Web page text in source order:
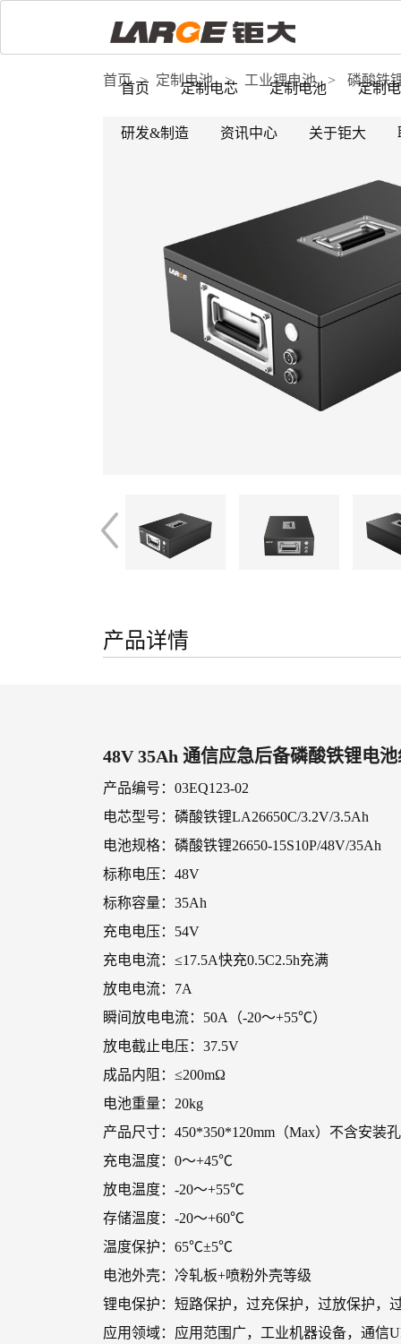
首页 定制电芯 定制电池 定制
研发&制造 资讯中心 关于钜大
首页 > 定制电池 > 工业锂电池 > 磷酸铁
产品详情
48V 35Ah 通信应急后备磷酸铁锂电
产品编号：03EQ123-02
电芯型号：磷酸铁锂LA26650C/3.2V/3.5Ah
电池规格：磷酸铁锂26650-15S10P/48V/35Ah
标称电压：48V
标称容量：35Ah
充电电压：54V
充电电流：≤17.5A快充0.5C2.5h充满
放电电流：7A
瞬间放电电流：50A（-20～+55℃）
放电截止电压：37.5V
成品内阻：≤200mΩ
电池重量：20kg
产品尺寸：450*350*120mm（Max）不含安装
充电温度：0～+45℃
放电温度：-20～+55℃
存储温度：-20～+60℃
温度保护：65℃±5℃
电池外壳：冷轧板+喷粉外壳等级
锂电保护：短路保护，过充保护，过放保护，
应用领域：应用范围广，工业机器设备，通信